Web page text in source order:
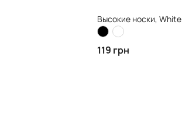
Высокие носки, White
119 грн